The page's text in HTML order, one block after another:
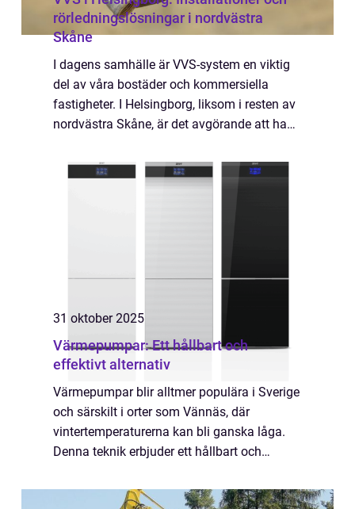
rörledningslösningar i nordvästra
Skåne
I dagens samhälle är VVS-system en viktig
del av våra bostäder och kommersiella
fastigheter. I Helsingborg, liksom i resten av
nordvästra Skåne, är det avgörande att ha
31 oktober 2025
Värmepumpar: Ett hållbart och
effektivt alternativ
Värmepumpar blir alltmer populära i Sverige
och särskilt i orter som Vännäs, där
vintertemperaturerna kan bli ganska låga.
Denna teknik erbjuder ett hållbart och